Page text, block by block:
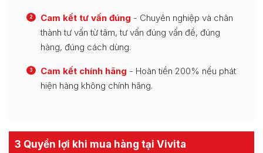
2 Cam kết tư vấn đúng - Chuyên nghiệp và chân
thành tư vấn từ tâm, tư vấn đúng vấn đề, đúng
hàng, đúng cách dùng.
3 Cam kết chính hãng - Hoàn tiền 200% nếu phát
hiện hàng không chính hãng.
3 Quyền lợi khi mua hàng tại Vivita